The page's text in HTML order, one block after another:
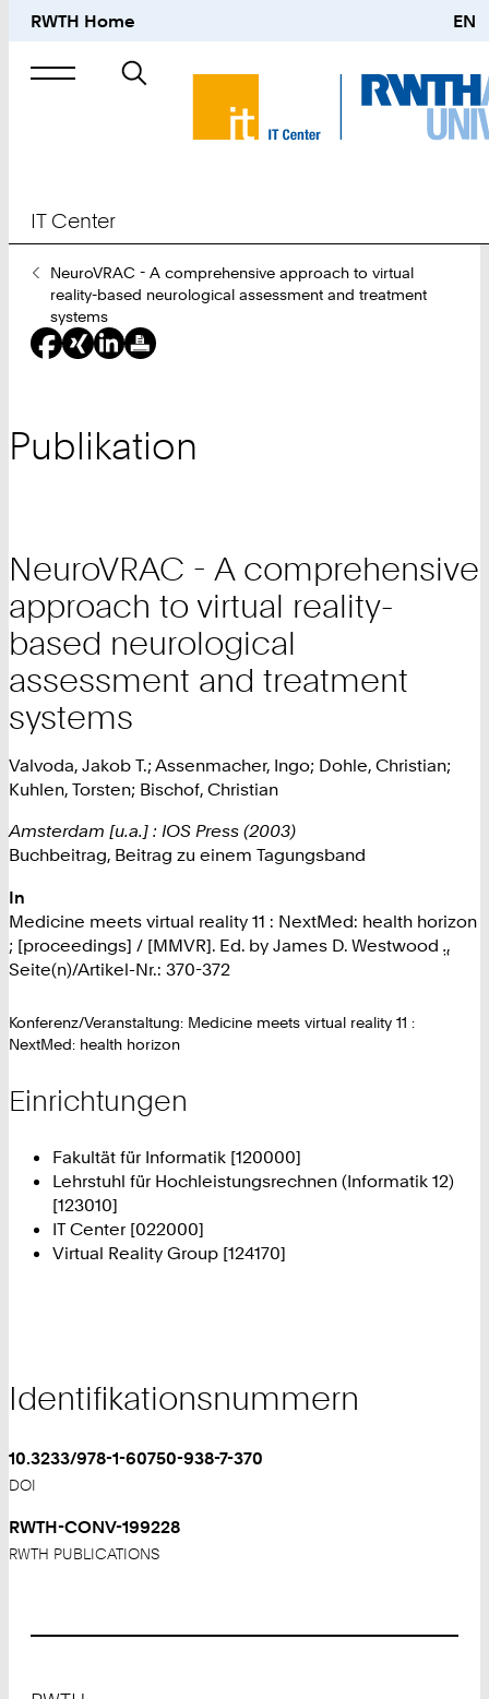
RWTH Home EN
Suche
nach
IT Center
Sie
sind
hier:
NeuroVRAC - A comprehensive approach to virtual
reality-based neurological assessment and treatment
systems
Publikation
NeuroVRAC - A comprehensive
approach to virtual reality-
based neurological
assessment and treatment
systems
Valvoda, Jakob T.; Assenmacher, Ingo; Dohle, Christian;
Kuhlen, Torsten; Bischof, Christian
Amsterdam [u.a.] : IOS Press (2003)
Buchbeitrag, Beitrag zu einem Tagungsband
In
Medicine meets virtual reality 11 : NextMed: health horizon
; [proceedings] / [MMVR]. Ed. by James D. Westwood .̤,
Seite(n)/Artikel-Nr.: 370-372
Konferenz/Veranstaltung: Medicine meets virtual reality 11 :
NextMed: health horizon
Einrichtungen
Fakultät für Informatik [120000]
Lehrstuhl für Hochleistungsrechnen (Informatik 12)
[123010]
IT Center [022000]
Virtual Reality Group [124170]
Identifikationsnummern
10.3233/978-1-60750-938-7-370
DOI
RWTH-CONV-199228
RWTH PUBLICATIONS